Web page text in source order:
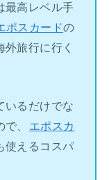
最高レベル手
ポスカードの
旅行に行く
いるだけでな
、
エポスカ
使えるコスパ